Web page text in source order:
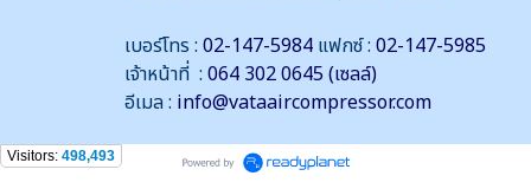
เบอร์โทร : 02-147-5984 แฟกซ์ : 02-147-5985
เจ้าหน้าที่ : 064 302 0645 (เซลล์)
อีเมล : info@vataaircompressor.com
Visitors: 498,493